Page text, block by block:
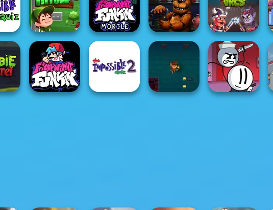
Best Burgers In
Town
Friday Night
Funkin': Foned
In...
FNAF Bartender Viking vs Orcs